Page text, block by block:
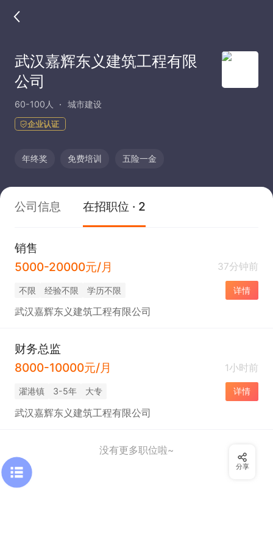
武汉嘉辉东义建筑工程有限
公司
60-100人 城市建设
企业认证
年终奖 免费培训 五险一金
公司信息 在招职位 · 2
销售
5000-20000元/月
37分钟前
不限 经验不限 学历不限 详情
武汉嘉辉东义建筑工程有限公司
财务总监
8000-10000元/月
1小时前
濯港镇 3-5年 大专 详情
武汉嘉辉东义建筑工程有限公司
没有更多职位啦~
分享